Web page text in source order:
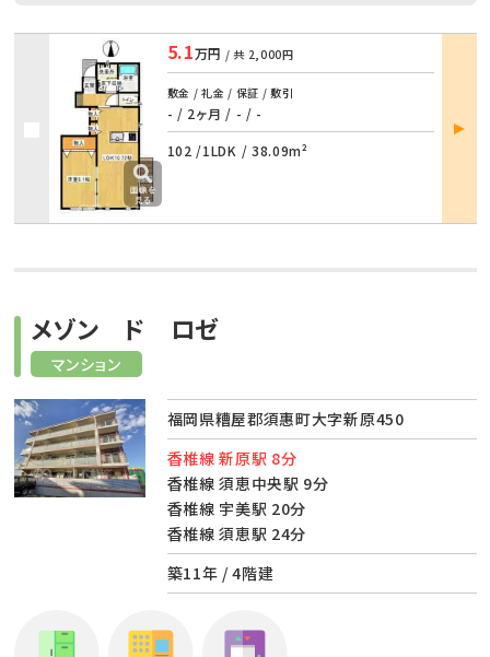
5.1万円 / 共 2,000円
敷金 / 礼金 / 保証 / 敷引
- / 2ヶ月 / - / -
102 /1LDK / 38.09m²
部屋
詳細
マンション
メゾン ド ロゼ
福岡県糟屋郡須惠町大字新原450
香椎線 新原駅 8分
香椎線 須恵中央駅 9分
香椎線 宇美駅 20分
香椎線 須恵駅 24分
築11年 / 4階建